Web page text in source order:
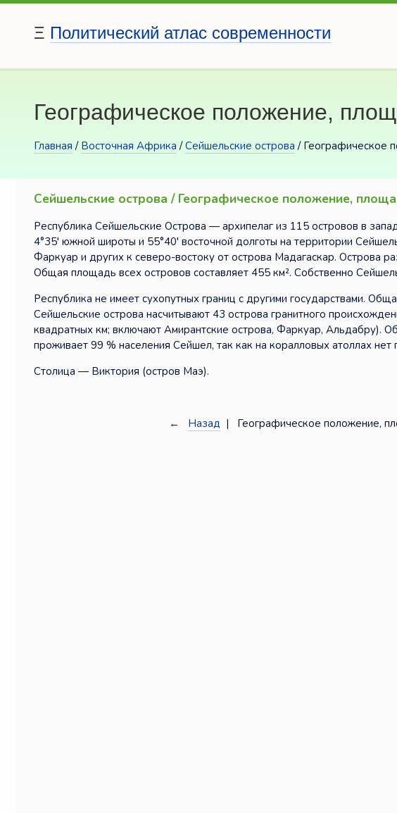
Ξ Политический атлас современности
Географическое положение,
Главная / Восточная Африка /Сейшельские острова / Географическое
Сейшельские острова / Географическое положение,
Республика Сейшельские Острова — архипелаг из 115 островов в
4°35′ южной широты и 55°40′ восточной долготы на территории
Фаркуар и других к северо-востоку от острова Мадагаскар. Острова
Общая площадь всех островов составляет 455 км². Собственно
Республика не имеет сухопутных границ с другими государствами.
Сейшельские острова насчитывают 43 острова гранитного
квадратных км; включают Амирантские острова, Фаркуар, Альдабру).
проживает 99 % населения Сейшел, так как на коралловых атоллах нет
Столица — Виктория (остров Маэ).
← Назад | Географическое положение,